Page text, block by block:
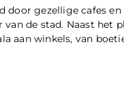
gezellige cafes en
de stad. Naast het
aan winkels, van